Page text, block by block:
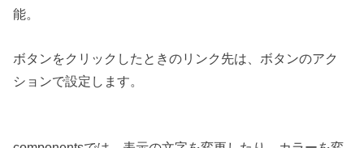
能。
ボタンをクリックしたときのリンク先は、ボタンのアク
ションで設定します。